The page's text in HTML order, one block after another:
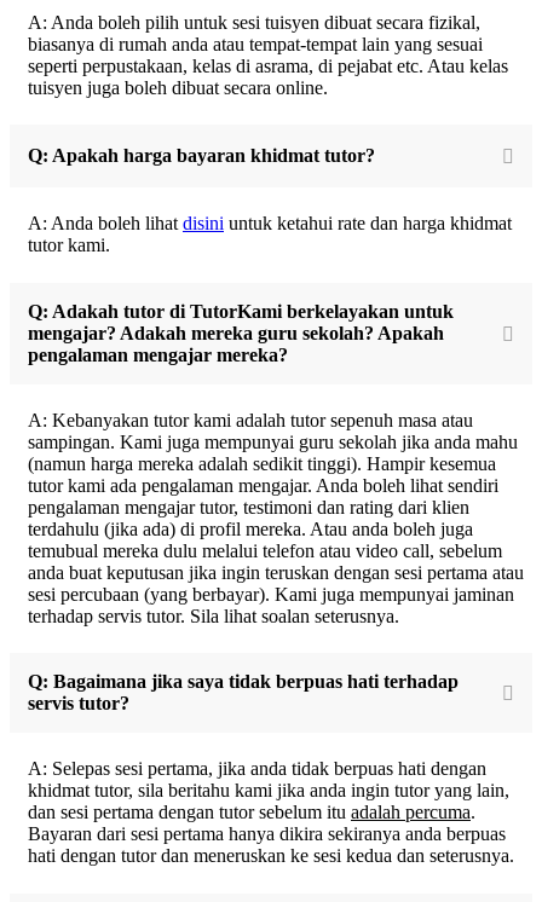
A: Anda boleh pilih untuk sesi tuisyen dibuat secara fizikal,
biasanya di rumah anda atau tempat-tempat lain yang sesuai
seperti perpustakaan, kelas di asrama, di pejabat etc. Atau kelas
tuisyen juga boleh dibuat secara online.
Q: Apakah harga bayaran khidmat tutor?
A: Anda boleh lihat disini untuk ketahui rate dan harga khidmat
tutor kami.
Q: Adakah tutor di TutorKami berkelayakan untuk
mengajar? Adakah mereka guru sekolah? Apakah
pengalaman mengajar mereka?
A: Kebanyakan tutor kami adalah tutor sepenuh masa atau
sampingan. Kami juga mempunyai guru sekolah jika anda mahu
(namun harga mereka adalah sedikit tinggi). Hampir kesemua
tutor kami ada pengalaman mengajar. Anda boleh lihat sendiri
pengalaman mengajar tutor, testimoni dan rating dari klien
terdahulu (jika ada) di profil mereka. Atau anda boleh juga
temubual mereka dulu melalui telefon atau video call, sebelum
anda buat keputusan jika ingin teruskan dengan sesi pertama atau
sesi percubaan (yang berbayar). Kami juga mempunyai jaminan
terhadap servis tutor. Sila lihat soalan seterusnya.
Q: Bagaimana jika saya tidak berpuas hati terhadap
servis tutor?
A: Selepas sesi pertama, jika anda tidak berpuas hati dengan
khidmat tutor, sila beritahu kami jika anda ingin tutor yang lain,
dan sesi pertama dengan tutor sebelum itu adalah percuma.
Bayaran dari sesi pertama hanya dikira sekiranya anda berpuas
hati dengan tutor dan meneruskan ke sesi kedua dan seterusnya.